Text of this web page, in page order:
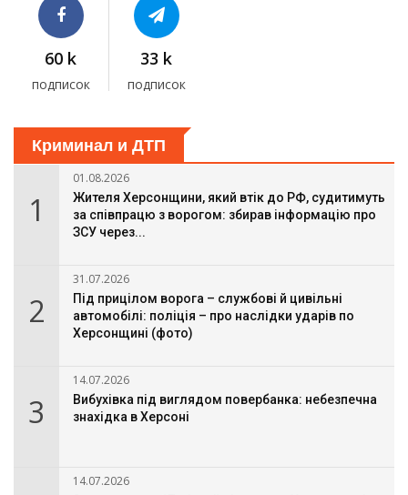
60 k
подписок
33 k
подписок
Криминал и ДТП
1
01.08.2026
Жителя Херсонщини, який втік до РФ, судитимуть
за співпрацю з ворогом: збирав інформацію про
ЗСУ через...
2
31.07.2026
Під прицілом ворога – службові й цивільні
автомобілі: поліція – про наслідки ударів по
Херсонщині (фото)
3
14.07.2026
Вибухівка під виглядом повербанка: небезпечна
знахідка в Херсоні
14.07.2026